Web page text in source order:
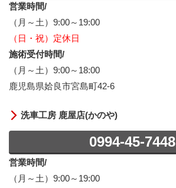
営業時間/
（月～土）9:00～19:00
（日・祝）定休日
施術受付時間/
（月～土）9:00～18:00
鹿児島県姶良市宮島町42-6
洗車工房 鹿屋店(かのや)
0994-45-7448
営業時間/
（月～土）9:00～19:00